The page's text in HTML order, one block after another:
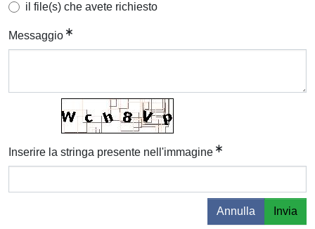
il file(s) che avete richiesto
Messaggio
Inserire la stringa presente nell'immagine
Annulla Invia